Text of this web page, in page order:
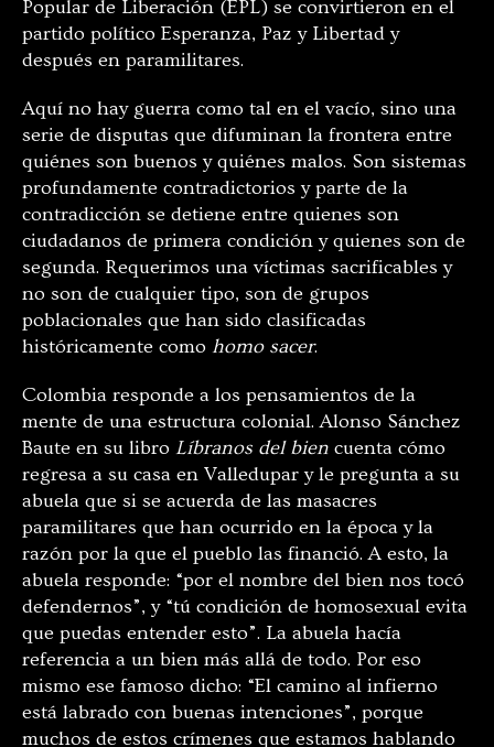
Popular de Liberación (EPL) se convirtieron en el
partido político Esperanza, Paz y Libertad y
después en paramilitares.
Aquí no hay guerra como tal en el vacío, sino una
serie de disputas que difuminan la frontera entre
quiénes son buenos y quiénes malos. Son sistemas
profundamente contradictorios y parte de la
contradicción se detiene entre quienes son
ciudadanos de primera condición y quienes son de
segunda. Requerimos una víctimas sacrificables y
no son de cualquier tipo, son de grupos
poblacionales que han sido clasificadas
históricamente como homo sacer.
Colombia responde a los pensamientos de la
mente de una estructura colonial. Alonso Sánchez
Baute en su libro Líbranos del bien cuenta cómo
regresa a su casa en Valledupar y le pregunta a su
abuela que si se acuerda de las masacres
paramilitares que han ocurrido en la época y la
razón por la que el pueblo las financió. A esto, la
abuela responde: “por el nombre del bien nos tocó
defendernos”, y “tú condición de homosexual evita
que puedas entender esto”. La abuela hacía
referencia a un bien más allá de todo. Por eso
mismo ese famoso dicho: “El camino al infierno
está labrado con buenas intenciones”, porque
muchos de estos crímenes que estamos hablando